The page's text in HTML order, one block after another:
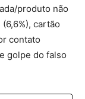
produto não
cartão
contato
golpe do falso